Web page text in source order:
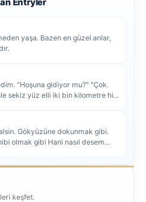
yaşa. Bazen en güzel anlar,
"Hoşuna gidiyor mu?" "Çok.
sekiz yüz elli iki bin kilometre hi...
Gökyüzüne dokunmak gibi.
olmak gibi Hani nasıl desem
keşfet.